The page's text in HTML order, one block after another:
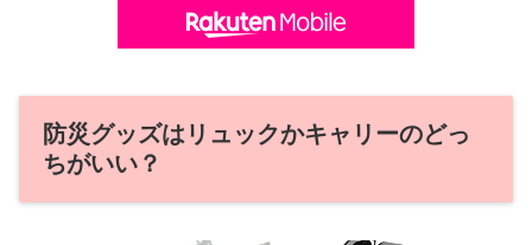
防災グッズはリュックかキャリーのどっ
ちがいい？